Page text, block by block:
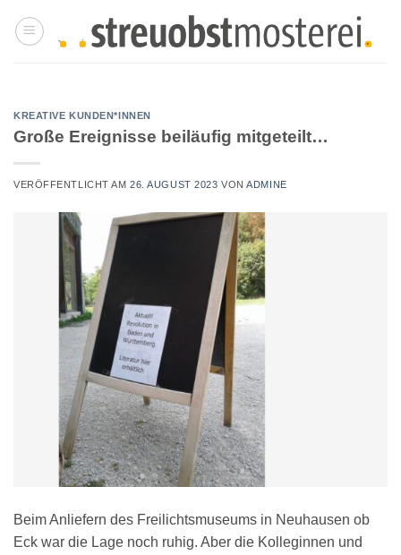
Inhalt
KREATIVE KUNDEN*INNEN
Große Ereignisse beiläufig mitgeteilt…
VERÖFFENTLICHT AM26. AUGUST 2023 VONADMINE
Beim Anliefern des Freilichtsmuseums in Neuhausen ob
Eck war die Lage noch ruhig. Aber die Kolleginnen und